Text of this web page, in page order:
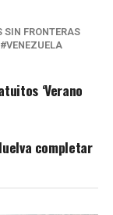
SIN FRONTERAS
VENEZUELA
‘Verano
completar